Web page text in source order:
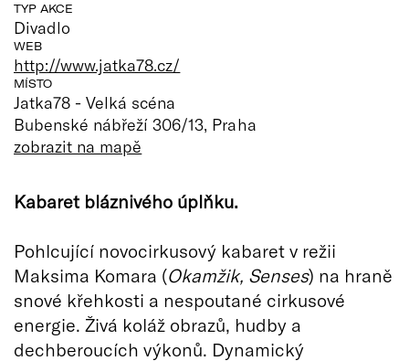
TYP AKCE
Divadlo
WEB
http://www.jatka78.cz/
MÍSTO
Jatka78 - Velká scéna
Bubenské nábřeží 306/13, Praha
zobrazit na mapě
Kabaret bláznivého úplňku.
Pohlcující novocirkusový kabaret v režii
Maksima Komara (Okamžik, Senses) na hraně
snové křehkosti a nespoutané cirkusové
energie. Živá koláž obrazů, hudby a
dechberoucích výkonů. Dynamický